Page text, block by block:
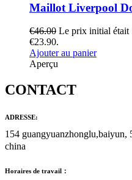
Maillot Liverpool
€46.00 Le prix initial était
€23.90.
Ajouter au panier
Aperçu
CONTACT
ADRESSE:
154 guangyuanzhonglu,baiyun,
china
Horaires de travail：